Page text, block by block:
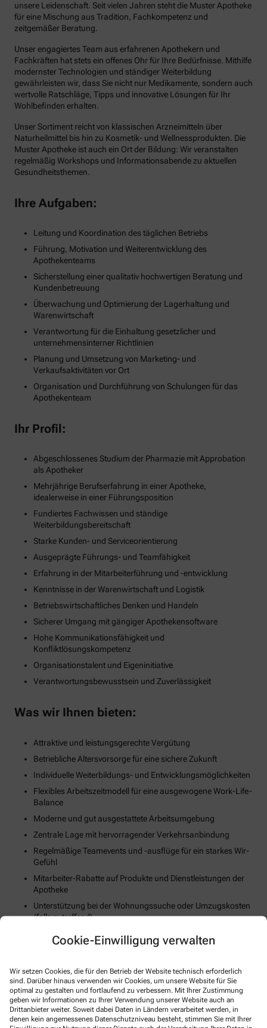
Cookie-Einwilligung verwalten
Wir setzen Cookies, die für den Betrieb der Website technisch erforderlich
sind. Darüber hinaus verwenden wir Cookies, um unsere Website für Sie
optimal zu gestalten und fortlaufend zu verbessern. Mit Ihrer Zustimmung
geben wir Informationen zu Ihrer Verwendung unserer Website auch an
Drittanbieter weiter. Soweit dabei Daten in Ländern verarbeitet werden, in
denen kein angemessenes Datenschutzniveau besteht, stimmen Sie mit Ihrer
unsere Leidenschaft. Seit vielen Jahren steht die Muster Apotheke
für eine Mischung aus Tradition, Fachkompetenz und
zeitgemäßer Beratung.
Unser engagiertes Team aus erfahrenen Apothekern und
Fachkräften hat stets ein offenes Ohr für Ihre Bedürfnisse. Mithilfe
modernster Technologien und ständiger Weiterbildung
gewährleisten wir, dass Sie nicht nur Medikamente, sondern auch
wertvolle Ratschläge, Tipps und innovative Lösungen für Ihr
Wohlbefinden erhalten.
Unser Sortiment reicht von klassischen Arzneimitteln über
Naturheilmittel bis hin zu Kosmetik- und Wellnessprodukten. Die
Muster Apotheke ist auch ein Ort der Bildung: Wir veranstalten
regelmäßig Workshops und Informationsabende zu aktuellen
Gesundheitsthemen.
Ihre Aufgaben:
Leitung und Koordination des täglichen Betriebs
Führung, Motivation und Weiterentwicklung des
Apothekenteams
Sicherstellung einer qualitativ hochwertigen Beratung und
Kundenbetreuung
Überwachung und Optimierung der Lagerhaltung und
Warenwirtschaft
Verantwortung für die Einhaltung gesetzlicher und
unternehmensinterner Richtlinien
Planung und Umsetzung von Marketing- und
Verkaufsaktivitäten vor Ort
Organisation und Durchführung von Schulungen für das
Apothekenteam
Ihr Profil:
Abgeschlossenes Studium der Pharmazie mit Approbation
als Apotheker
Mehrjährige Berufserfahrung in einer Apotheke,
idealerweise in einer Führungsposition
Fundiertes Fachwissen und ständige
Weiterbildungsbereitschaft
Starke Kunden- und Serviceorientierung
Ausgeprägte Führungs- und Teamfähigkeit
Erfahrung in der Mitarbeiterführung und -entwicklung
Kenntnisse in der Warenwirtschaft und Logistik
Betriebswirtschaftliches Denken und Handeln
Sicherer Umgang mit gängiger Apothekensoftware
Hohe Kommunikationsfähigkeit und
Konfliktlösungskompetenz
Organisationstalent und Eigeninitiative
Verantwortungsbewusstsein und Zuverlässigkeit
Was wir Ihnen bieten:
Attraktive und leistungsgerechte Vergütung
Betriebliche Altersvorsorge für eine sichere Zukunft
Individuelle Weiterbildungs- und Entwicklungsmöglichkeiten
Flexibles Arbeitszeitmodell für eine ausgewogene Work-Life-
Balance
Moderne und gut ausgestattete Arbeitsumgebung
Zentrale Lage mit hervorragender Verkehrsanbindung
Regelmäßige Teamevents und -ausflüge für ein starkes Wir-
Gefühl
Mitarbeiter-Rabatte auf Produkte und Dienstleistungen der
Apotheke
Unterstützung bei der Wohnungssuche oder Umzugskosten
(falls zutreffend)
Gesundheits- und Fitnessangebote zur Stärkung des
So können Sie sich bewerben
E-Mail